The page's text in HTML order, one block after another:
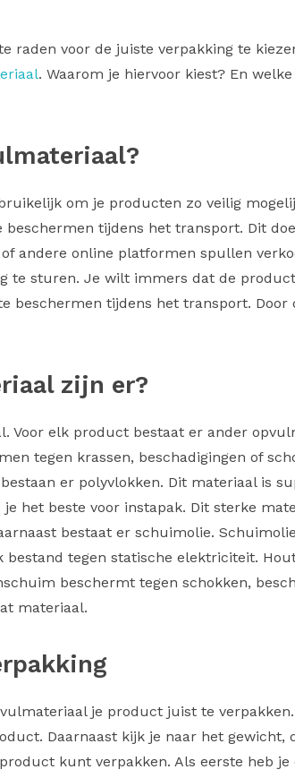
raden voor de juiste verpakking te
. Waarom je hiervoor kiest? En
om je producten zo veilig
tijdens het transport. Dit
andere online platformen spullen
te sturen. Je wilt immers dat de
beschermen tijdens het transport.
zijn er?
Voor elk product bestaat er ander
tegen krassen, beschadigingen of
er polyvlokken. Dit materiaal is
het beste voor instapak. Dit sterke
bestaat er schuimolie.
tegen statische elektriciteit.
beschermt tegen schokken,
materiaal.
je product juist te
Daarnaast kijk je naar het gewicht,
kunt verpakken. Als eerste heb